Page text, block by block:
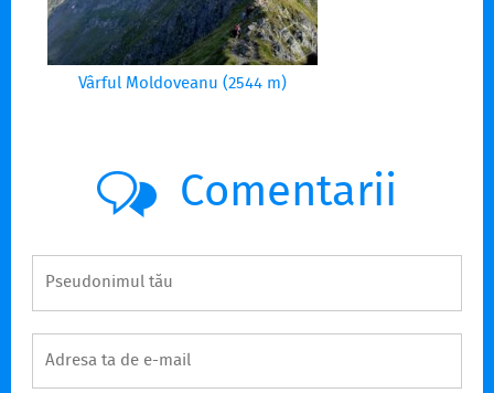
Vârful Moldoveanu (2544 m)
Comentarii